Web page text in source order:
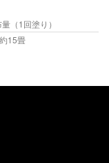
（1回塗り）
約15畳